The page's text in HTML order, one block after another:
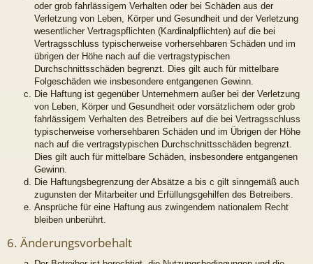
oder grob fahrlässigem Verhalten oder bei Schäden aus der
Verletzung von Leben, Körper und Gesundheit und der Verletzung
wesentlicher Vertragspflichten (Kardinalpflichten) auf die bei
Vertragsschluss typischerweise vorhersehbaren Schäden und im
übrigen der Höhe nach auf die vertragstypischen
Durchschnittsschäden begrenzt. Dies gilt auch für mittelbare
Folgeschäden wie insbesondere entgangenen Gewinn.
Die Haftung ist gegenüber Unternehmern außer bei der Verletzung
von Leben, Körper und Gesundheit oder vorsätzlichem oder grob
fahrlässigem Verhalten des Betreibers auf die bei Vertragsschluss
typischerweise vorhersehbaren Schäden und im Übrigen der Höhe
nach auf die vertragstypischen Durchschnittsschäden begrenzt.
Dies gilt auch für mittelbare Schäden, insbesondere entgangenen
Gewinn.
Die Haftungsbegrenzung der Absätze a bis c gilt sinngemäß auch
zugunsten der Mitarbeiter und Erfüllungsgehilfen des Betreibers.
Ansprüche für eine Haftung aus zwingendem nationalem Recht
bleiben unberührt.
6. Änderungsvorbehalt